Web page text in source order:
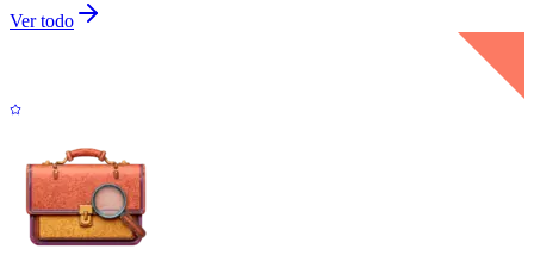
Ver todo